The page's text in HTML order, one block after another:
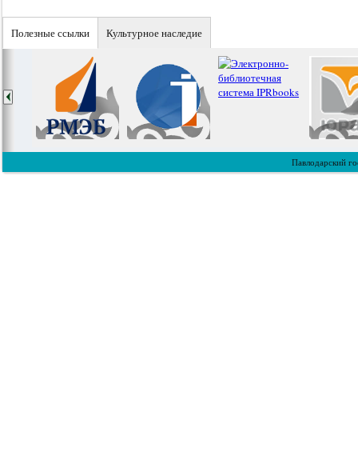
Полезные ссылки Культурное наследие
Павлодарский